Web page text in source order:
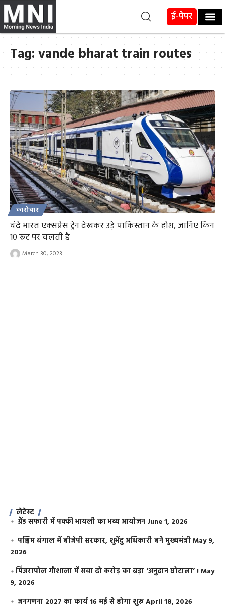
ई-पेपर
Tag:vande bharat train routes
कारोबार
वंदे भारत एक्सप्रेस ट्रेन देखकर उड़े पाकिस्तान के होश, जानिए किन
10 रूट पर चलती है
March 30, 2023
लेटेस्ट
ग्रैंड सफारी में पक्की भायली का भव्य आयोजन June 1, 2026
पश्चिम बंगाल में बीजेपी सरकार, शुभेंदु अधिकारी बने मुख्यमंत्रीMay 9,
2026
​पिंजरापोल गौशाला में सवा दो करोड़ का बड़ा ‘अनुदान घोटाला’ !May
9, 2026
जनगणना 2027 का कार्य 16 मई से होगा शुरूApril 18, 2026